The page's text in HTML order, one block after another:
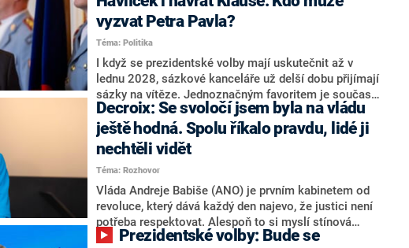
například senátora Zdeňka Hrabu, který je dnes
součástí klubu ODS a TOP 09. Hraba to na dotaz
redakce nevyloučil. Předseda klubu senátorů ODS
Zdeněk Nytra redakci řekl, že počítá s odchodem
některých senátorů z klubu a že Naše Česko není
nepřítel, ale soupeř.
vyzvat Petra Pavla?
Téma: Politika
I když se prezidentské volby mají uskutečnit až v
lednu 2028, sázkové kanceláře už delší dobu přijímají
sázky na vítěze. Jednoznačným favoritem je současná
hlava státu Petr Pavel. Daleko za ním pak bookmakeři
zmiňují dva výrazné politiky ANO, tedy premiéra
Andreje Babiše a ministra průmyslu Karla Havlíčka.
Oblíbeným tipem samotných sázkařů je poslanec za
Motoristy Filip Turek. Politolog Jan Kubáček nicméně
o případné kandidatuře kohokoliv ze zmíněné trojice
značně pochybuje. Podle něj současná koalice dosud
nemá osobu, která by Pavlovi mohla konkurovat.
Decroix: Se svoločí jsem byla na vládu
ještě hodná. Spolu říkalo pravdu, lidé ji
nechtěli vidět
Téma: Rozhovor
Vláda Andreje Babiše (ANO) je prvním kabinetem od
revoluce, který dává každý den najevo, že justici není
potřeba respektovat. Alespoň to si myslí stínová
ministryně spravedlnosti ODS Eva Decroix. V